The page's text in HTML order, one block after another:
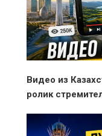
Видео из
ролик